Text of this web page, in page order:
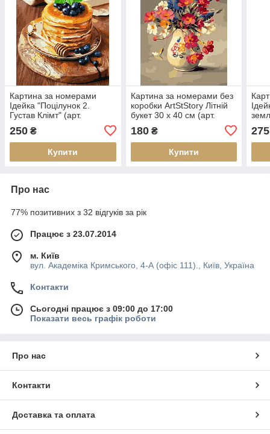
Картина за номерами
Ідейка "Поцілунок 2.
Густав Клімт" (арт.
коробки
250 ₴
Купити
Картина за номерами без
коробки ArtStStory Літній
букет 30 х 40 см (арт.
180₴
Купити
без
275
Про нас
77% позитивних з 32 відгуків за рік
Працює з 23.07.2014
м. Київ
вул. Академіка Кримського, 4-А (офіс 111)., Київ, Україна
Контакти
Сьогодні працює з 09:00 до 17:00
Показати весь графік роботи
Про нас
Контакти
Доставка та оплата